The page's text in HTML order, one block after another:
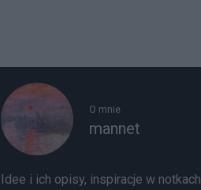
O mnie
mannet
Idee i ich opisy, inspiracje w